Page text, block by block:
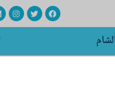
F
a
o
T
w
r
I
n
r